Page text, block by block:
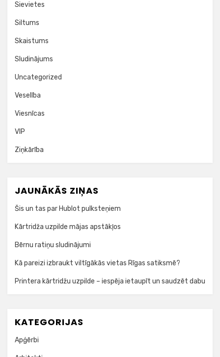
Sievietes
Siltums
Skaistums
Sludinājums
Uncategorized
Veselība
Viesnīcas
VIP
Ziņkārība
JAUNĀKĀS ZIŅAS
Šis un tas par Hublot pulksteņiem
Kārtridža uzpilde mājas apstākļos
Bērnu ratiņu sludinājumi
Kā pareizi izbraukt viltīgākās vietas Rīgas satiksmē?
Printera kārtridžu uzpilde – iespēja ietaupīt un saudzēt dabu
KATEGORIJAS
Apģērbi